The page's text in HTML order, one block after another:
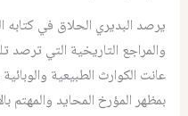
يرصد البديري الحلاق في
والمراجع التاريخية التي
عانت الكوارث الطبيعية
بمظهر المؤرخ المحايد والمهتم